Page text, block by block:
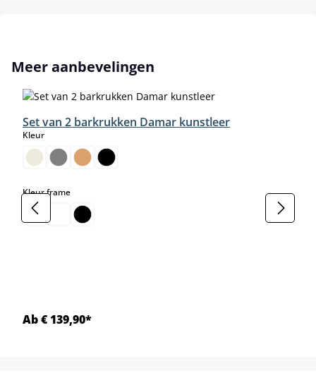
Productgalerij overslaan
Meer aanbevelingen
Set van 2 barkrukken Damar kunstleer
Kleurselect
Kleur frameselect
Ab € 139,90*